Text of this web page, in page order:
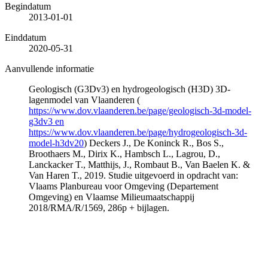
Begindatum
2013-01-01
Einddatum
2020-05-31
Aanvullende informatie
Geologisch (G3Dv3) en hydrogeologisch (H3D) 3D-
lagenmodel van Vlaanderen (
https://www.dov.vlaanderen.be/page/geologisch-3d-model-
g3dv3 en
https://www.dov.vlaanderen.be/page/hydrogeologisch-3d-
model-h3dv20) Deckers J., De Koninck R., Bos S.,
Broothaers M., Dirix K., Hambsch L., Lagrou, D.,
Lanckacker T., Matthijs, J., Rombaut B., Van Baelen K. &
Van Haren T., 2019. Studie uitgevoerd in opdracht van:
Vlaams Planbureau voor Omgeving (Departement
Omgeving) en Vlaamse Milieumaatschappij
2018/RMA/R/1569, 286p + bijlagen.